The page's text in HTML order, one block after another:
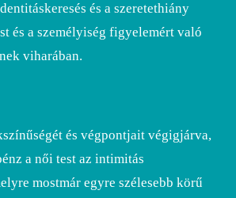
és a szeretethiány
és a személyiség figyelemért való
viharában.
és végpontjait végigjárva,
a női test az intimitás
mostmár egyre szélesebb körű